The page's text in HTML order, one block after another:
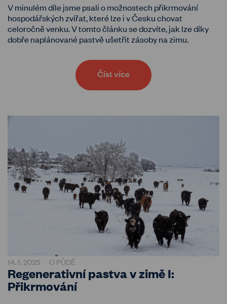
V minulém díle jsme psali o možnostech přikrmování
hospodářských zvířat, které lze i v Česku chovat
celoročně venku. V tomto článku se dozvíte, jak lze díky
dobře naplánované pastvě ušetřit zásoby na zimu.
Číst více
14. 1. 2025 O PŮDĚ
Regenerativní pastva v zimě I:
Přikrmování